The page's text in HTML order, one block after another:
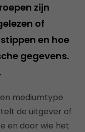
zijn
of
en hoe
gegevens.
mediumtype
de uitgever of
en door wie het